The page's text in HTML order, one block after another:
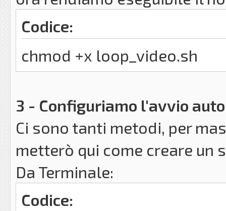
Codice:
chmod +x loop_video.sh
3 - Configuriamo l'avvio
Ci sono tanti metodi, per
metterò qui come creare un
Da Terminale:
Codice: